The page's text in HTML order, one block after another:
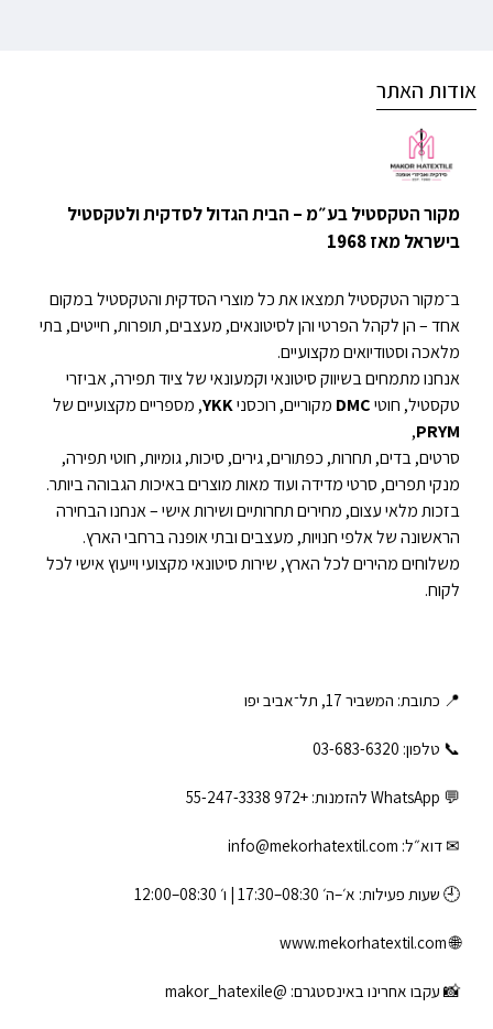
אודות האתר
מקור הטקסטיל בע״מ – הבית הגדול לסדקית ולטקסטיל
בישראל מאז 1968
ב־מקור הטקסטיל תמצאו את כל מוצרי הסדקית והטקסטיל במקום
אחד – הן לקהל הפרטי והן לסיטונאים, מעצבים, תופרות, חייטים, בתי
מלאכה וסטודיואים מקצועיים.
אנחנו מתמחים בשיווק סיטונאי וקמעונאי של ציוד תפירה, אביזרי
טקסטיל, חוטיDMC מקוריים, רוכסניYKK, מספריים מקצועיים של
PRYM
,
סרטים, בדים, תחרות, כפתורים, גירים, סיכות, גומיות, חוטי תפירה,
מנקי תפרים, סרטי מדידה ועוד מאות מוצרים באיכות הגבוהה ביותר.
בזכות מלאי עצום, מחירים תחרותיים ושירות אישי – אנחנו הבחירה
הראשונה של אלפי חנויות, מעצבים ובתי אופנה ברחבי הארץ.
משלוחים מהירים לכל הארץ, שירות סיטונאי מקצועי וייעוץ אישי לכל
לקוח.
📍 כתובת: המשביר 17, תל־אביב יפו
📞 טלפון: ‎03-683-6320
💬 WhatsApp להזמנות: +972 55-247-3338
✉ דוא״ל: info@mekorhatextil.com
🕘 שעות פעילות: א׳–ה׳ 08:30–17:30 | ו׳ 08:30–12:00
🌐
www.mekorhatextil.com
📸 עקבו אחרינו באינסטגרם: @makor_hatexile